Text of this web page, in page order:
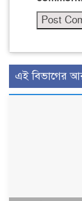
এই বিভাগের